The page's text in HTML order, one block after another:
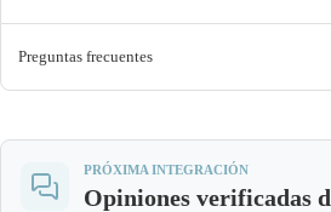
Preguntas frecuentes
PRÓXIMA INTEGRACIÓN
Opiniones verificadas